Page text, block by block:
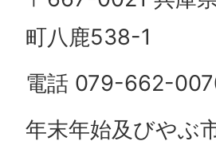
町八鹿538-1
電話 079-662-
年末年始及びやぶ